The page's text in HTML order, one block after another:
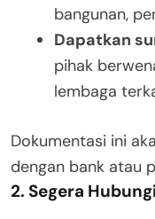
bangunan,
Dapatkan
pihak
lembaga
Dokumentasi ini
dengan bank atau
2. Segera